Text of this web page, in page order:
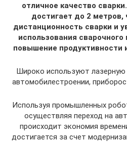
отличное качество
достигает до 2 метров,
дистанционность сварки и
использования сварочного
повышение продуктивности
Широко используют лазерную
автомобилестроении,
Используя промышленных
осуществляя переход на
происходит экономия
достигается за счет